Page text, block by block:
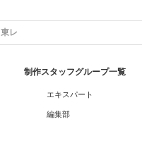
東レ
制作スタッフグループ一覧
エキスパート
編集部